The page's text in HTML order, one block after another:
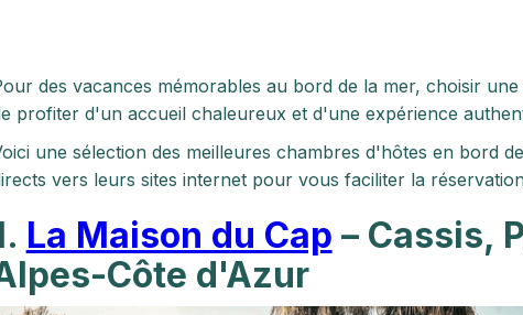
des vacances mémorables au bord de la mer, choisir
profiter d'un accueil chaleureux et d'une expérience
une sélection des meilleures chambres d'hôtes en bord
vers leurs sites internet pour vous faciliter la
La Maison du Cap – Cassis,
Côte d'Azur